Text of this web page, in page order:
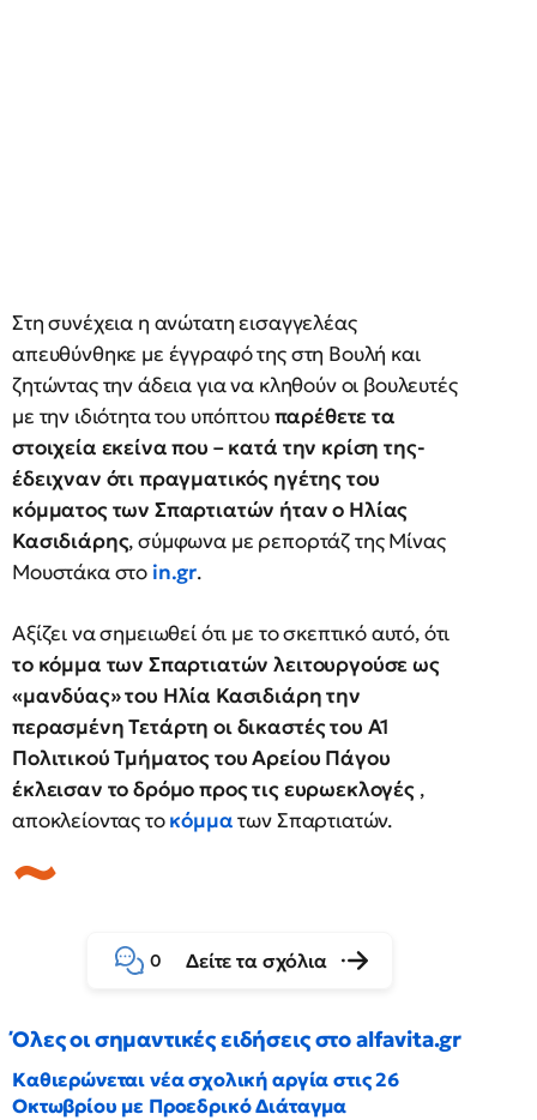
Στη συνέχεια η ανώτατη εισαγγελέας
απευθύνθηκε με έγγραφό της στη Βουλή και
ζητώντας την άδεια για να κληθούν οι βουλευτές
με την ιδιότητα του υπόπτουπαρέθετε τα
στοιχεία εκείνα που – κατά την κρίση της-
έδειχναν ότι πραγματικός ηγέτης του
κόμματος των Σπαρτιατών ήταν ο Ηλίας
Κασιδιάρης, σύμφωνα με ρεπορτάζ της Μίνας
Μουστάκα στο in.gr.
Αξίζει να σημειωθεί ότι με το σκεπτικό αυτό, ότι
το κόμμα των Σπαρτιατών λειτουργούσε ως
«μανδύας» του Ηλία Κασιδιάρη την
περασμένη Τετάρτη οι δικαστές του Α1
Πολιτικού Τμήματος του Αρείου Πάγου
έκλεισαν το δρόμο προς τις ευρωεκλογές ,
αποκλείοντας τοκόμματων Σπαρτιατών.
0 Δείτε τα σχόλια
Όλες οι σημαντικές ειδήσεις στο alfavita.gr
Καθιερώνεται νέα σχολική αργία στις 26
Οκτωβρίου με Προεδρικό Διάταγμα